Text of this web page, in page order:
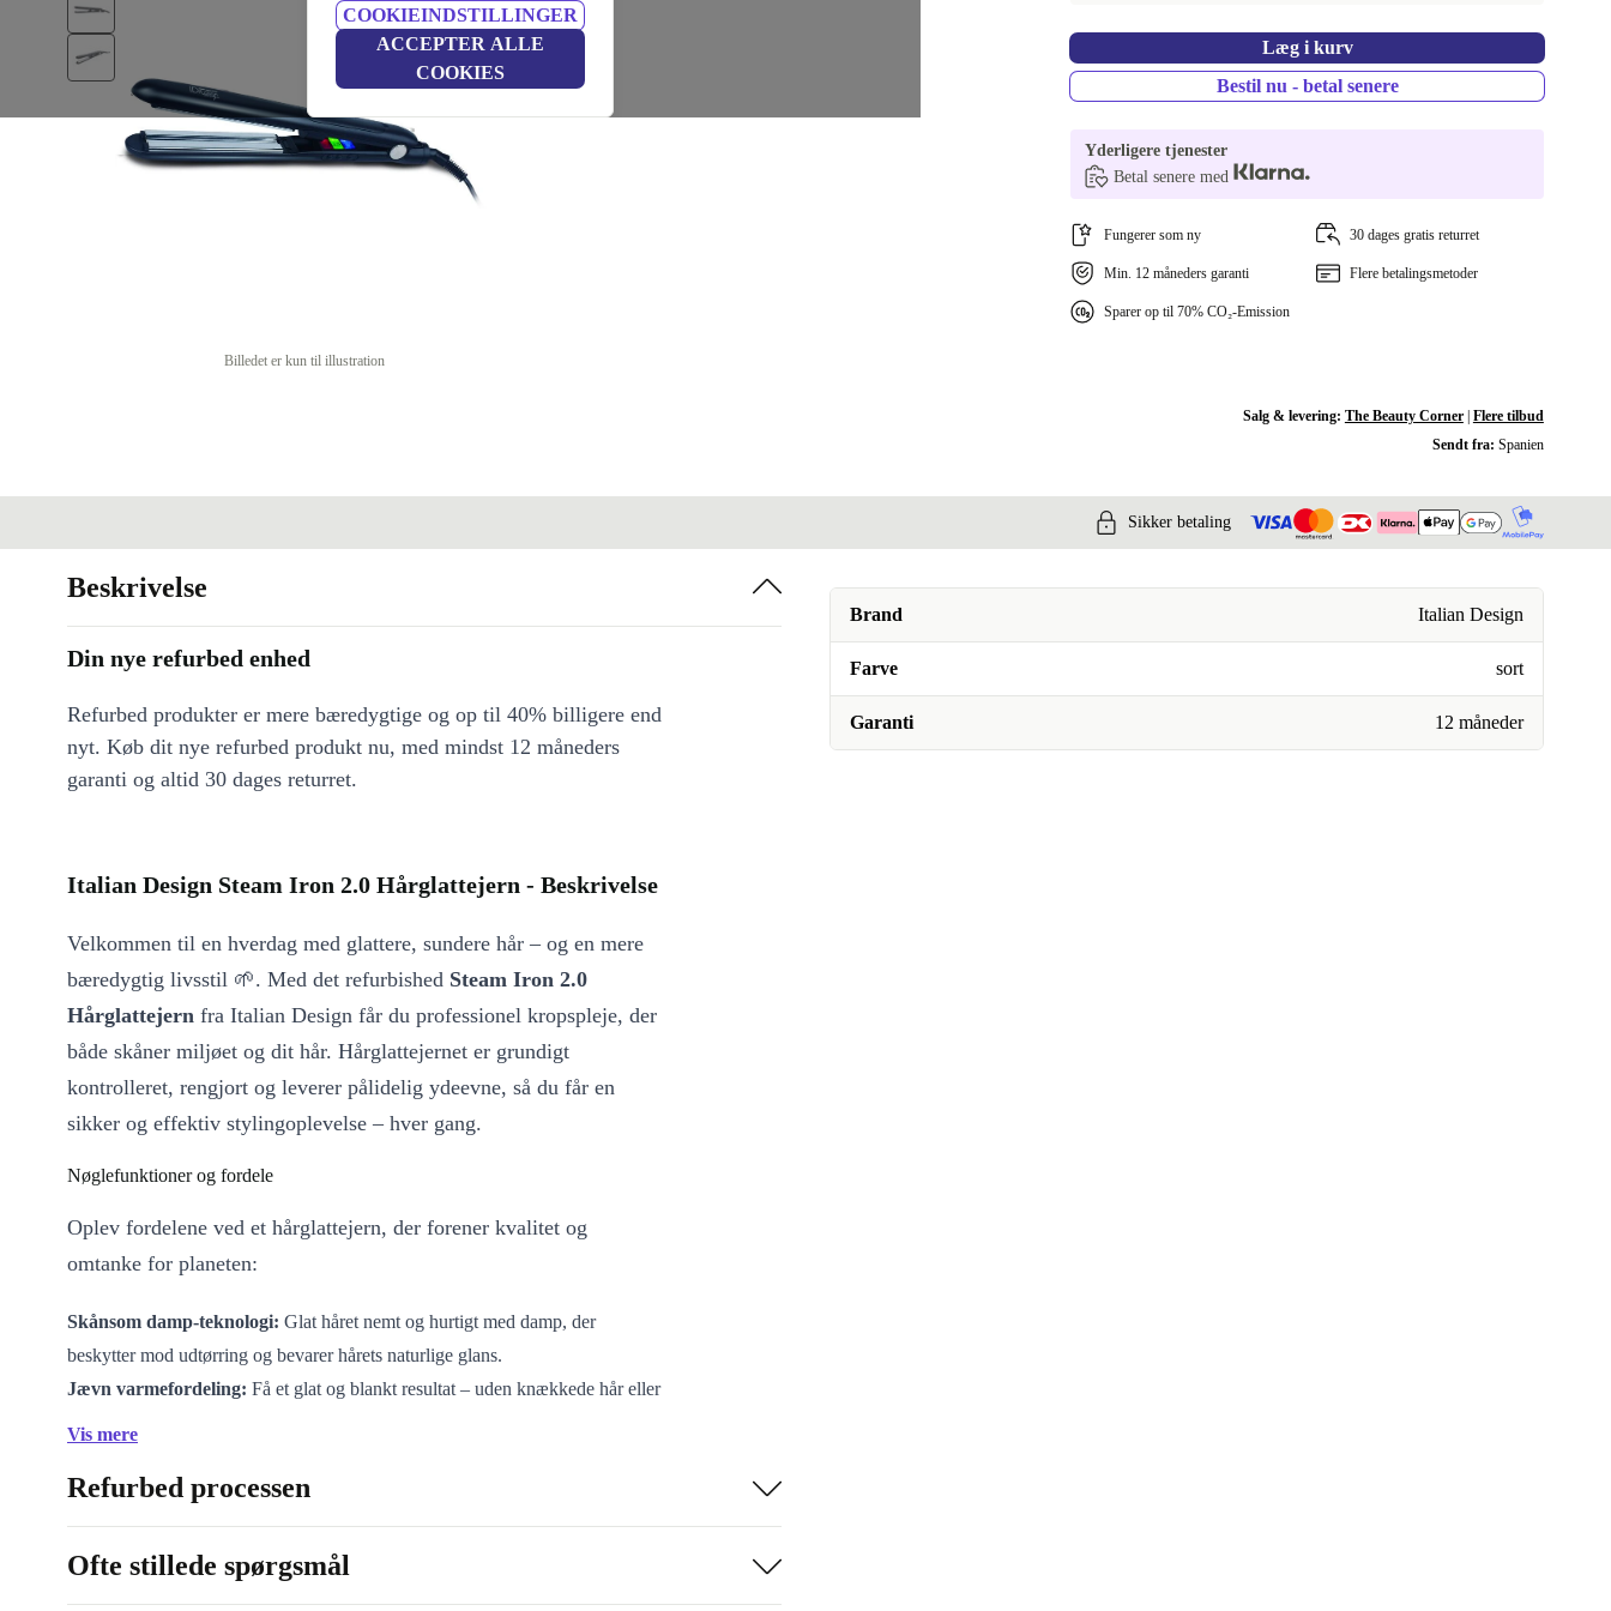
COOKIEINDSTILLINGER
ACCEPTER ALLE
COOKIES
Billedet er kun til illustration
Læg i kurv
Bestil nu - betal senere
Yderligere tjenester
Betal senere med
Fungerer som ny 30 dages gratis returret
Min. 12 måneders garanti Flere betalingsmetoder
Sparer op til 70% CO₂-Emission
Salg & levering: The Beauty Corner| Flere tilbud
Sendt fra: Spanien
Sikker betaling
Brand Italian Design
Farve sort
Garanti 12 måneder
Beskrivelse
Din nye refurbed enhed
Refurbed produkter er mere bæredygtige og op til 40% billigere end
nyt. Køb dit nye refurbed produkt nu, med mindst 12 måneders
garanti og altid 30 dages returret.
Italian Design Steam Iron 2.0 Hårglattejern - Beskrivelse
Velkommen til en hverdag med glattere, sundere hår – og en mere
bæredygtig livsstil 🌱. Med det refurbished Steam Iron 2.0
Hårglattejern fra Italian Design får du professionel kropspleje, der
både skåner miljøet og dit hår. Hårglattejernet er grundigt
kontrolleret, rengjort og leverer pålidelig ydeevne, så du får en
sikker og effektiv stylingoplevelse – hver gang.
Nøglefunktioner og fordele
Oplev fordelene ved et hårglattejern, der forener kvalitet og
omtanke for planeten:
Skånsom damp-teknologi: Glat håret nemt og hurtigt med damp, der
beskytter mod udtørring og bevarer hårets naturlige glans.
Jævn varmefordeling: Få et glat og blankt resultat – uden knækkede hår eller
spaltede spidser.
behagelig.
Pålidelig og holdbar:Refurbished og testet for langtidsholdbar ydeevne – et
bedre valg end brugt.
Vis mere
Refurbed processen
Ofte stillede spørgsmål